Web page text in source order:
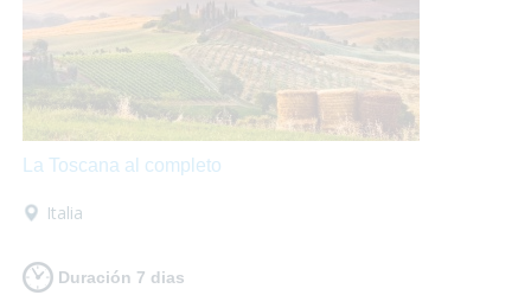
La Toscana al completo
Italia
Duración 7 dias